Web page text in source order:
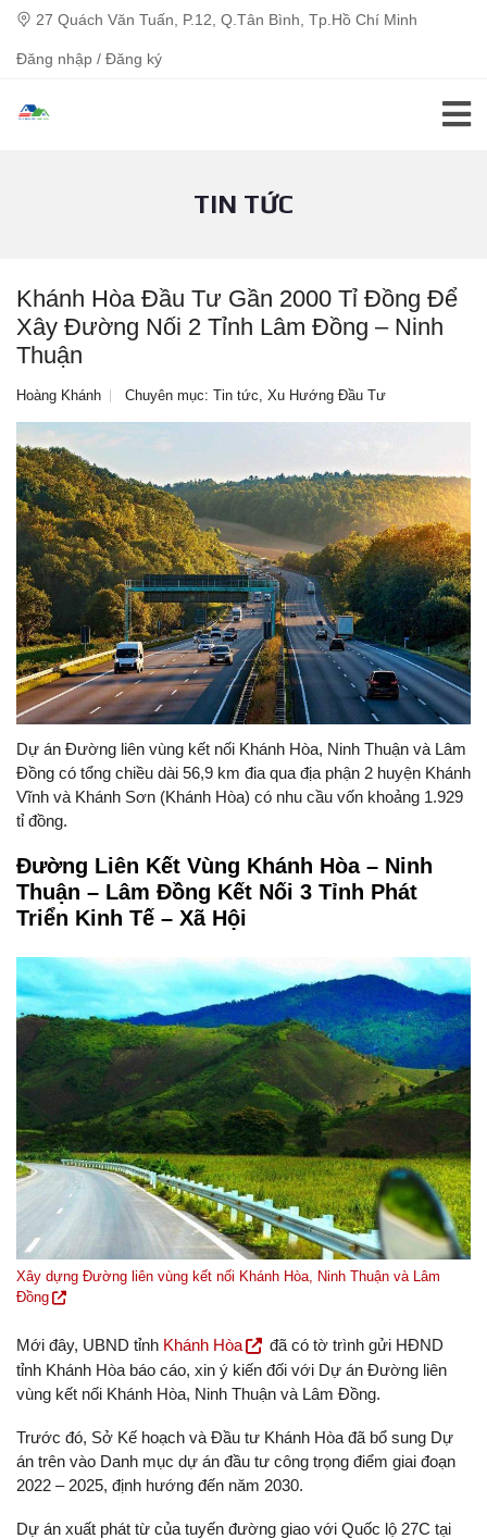
27 Quách Văn Tuấn, P.12, Q.Tân Bình, Tp.Hồ Chí Minh
Đăng nhập / Đăng ký
TIN TỨC
Khánh Hòa Đầu Tư Gần 2000 Tỉ Đồng Để
Xây Đường Nối 2 Tỉnh Lâm Đồng – Ninh
Thuận
Hoàng Khánh Chuyên mục: Tin tức, Xu Hướng Đầu Tư
Dự án Đường liên vùng kết nối Khánh Hòa, Ninh Thuận và Lâm
Đồng có tổng chiều dài 56,9 km đia qua địa phận 2 huyện Khánh
Vĩnh và Khánh Sơn (Khánh Hòa) có nhu cầu vốn khoảng 1.929
tỉ đồng.
Đường Liên Kết Vùng Khánh Hòa – Ninh
Thuận – Lâm Đồng Kết Nối 3 Tỉnh Phát
Triển Kinh Tế – Xã Hội
Xây dựng Đường liên vùng kết nối Khánh Hòa, Ninh Thuận và Lâm
Đồng
Mới đây, UBND tỉnh Khánh Hòa
đã có tờ trình gửi HĐND
tỉnh Khánh Hòa báo cáo, xin ý kiến đối với Dự án Đường liên
vùng kết nối Khánh Hòa, Ninh Thuận và Lâm Đồng.
Trước đó, Sở Kế hoạch và Đầu tư Khánh Hòa đã bổ sung Dự
án trên vào Danh mục dự án đầu tư công trọng điểm giai đoạn
2022 – 2025, định hướng đến năm 2030.
Dự án xuất phát từ của tuyến đường giao với Quốc lộ 27C tại